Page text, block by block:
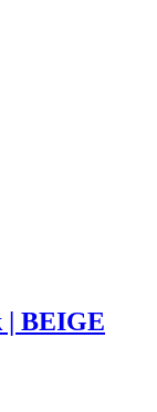
| BEIGE